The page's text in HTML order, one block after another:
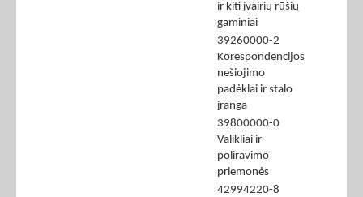
ir kiti įvairių rūšių
gaminiai
39260000-2
Korespondencijos
nešiojimo
padėklai ir stalo
įranga
39800000-0
Valikliai ir
poliravimo
priemonės
42994220-8